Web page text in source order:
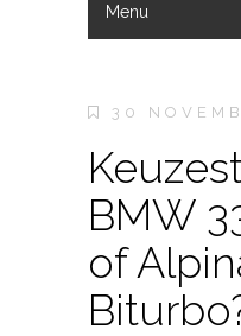
Menu
30
BMW
of